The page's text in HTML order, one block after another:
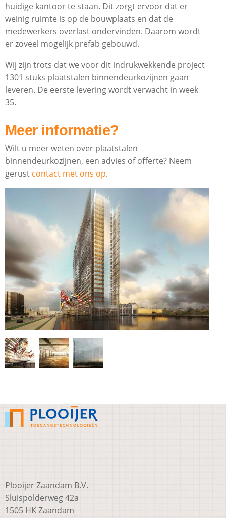
huidige kantoor te staan. Dit zorgt ervoor dat er
weinig ruimte is op de bouwplaats en dat de
medewerkers overlast ondervinden. Daarom wordt
er zoveel mogelijk prefab gebouwd.
Wij zijn trots dat we voor dit indrukwekkende project
1301 stuks plaatstalen binnendeurkozijnen gaan
leveren. De eerste levering wordt verwacht in week
35.
Meer informatie?
Wilt u meer weten over plaatstalen
binnendeurkozijnen, een advies of offerte? Neem
gerust contact met ons op.
Plooijer Zaandam B.V.
Sluispolderweg 42a
1505 HK Zaandam